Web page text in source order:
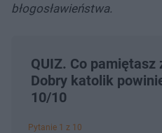
błogosławieństwa.
QUIZ. Co pamiętasz
Dobry katolik
10/10
Pytanie 1 z 10